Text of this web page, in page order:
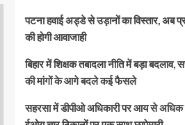
पटना हवाई अड्डे से उड़ानों का विस्तार, अब
की होगी आवाजाही
बिहार में शिक्षक तबादला नीति में बड़ा बदलाव,
की मांगों के आगे बदले कई फैसले
सहरसा में डीपीओ अधिकारी पर आय से अधिक